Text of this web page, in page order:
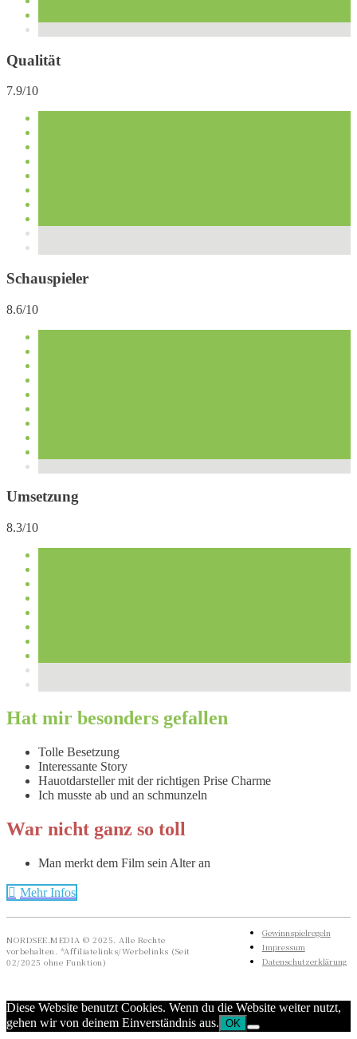
Qualität
7.9/10
Schauspieler
8.6/10
Umsetzung
8.3/10
Hat mir besonders gefallen
Tolle Besetzung
Interessante Story
Hauotdarsteller mit der richtigen Prise Charme
Ich musste ab und an schmunzeln
War nicht ganz so toll
Man merkt dem Film sein Alter an
Mehr Infos
NORDSEE.MEDIA © 2025. Alle Rechte
vorbehalten. *Affiliatelinks/Werbelinks (Seit
02/2025 ohne Funktion)
Gewinnspielregeln
Impressum
Datenschutzerklärung
Diese Website benutzt Cookies. Wenn du die Website weiter nutzt,
gehen wir von deinem Einverständnis aus. OK